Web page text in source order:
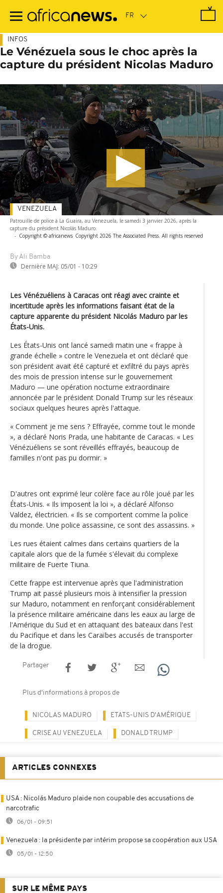
contenu
INFOS
Le Vénézuela sous le choc après la
capture du président Nicolas Maduro
Patrouille de police à La Guaira, au Venezuela, le samedi 3 janvier 2026, après la
capture du président Nicolás Maduro.
- Copyright © africanews Copyright 2026 The Associated Press. All rights reserved
By Ali Bamba
Dernière MAJ: 05/01 - 10:29
VENEZUELA
Les Vénézuéliens à Caracas ont réagi avec crainte et
incertitude après les informations faisant état de la
capture apparente du président Nicolás Maduro par les
États-Unis.
Les États-Unis ont lancé samedi matin une « frappe à
grande échelle » contre le Venezuela et ont déclaré que
son président avait été capturé et exfiltré du pays après
des mois de pression intense sur le gouvernement
Maduro — une opération nocturne extraordinaire
annoncée par le président Donald Trump sur les réseaux
sociaux quelques heures après l'attaque.
« Comment je me sens ? Effrayée, comme tout le monde
», a déclaré Noris Prada, une habitante de Caracas. « Les
Vénézuéliens se sont réveillés effrayés, beaucoup de
familles n'ont pas pu dormir. »
D'autres ont exprimé leur colère face au rôle joué par les
États-Unis. « Ils imposent la loi », a déclaré Alfonso
Valdez, électricien. « Ils se comportent comme la police
du monde. Une police assassine, ce sont des assassins. »
Les rues étaient calmes dans certains quartiers de la
capitale alors que de la fumée s'élevait du complexe
militaire de Fuerte Tiuna.
Cette frappe est intervenue après que l'administration
Trump ait passé plusieurs mois à intensifier la pression
sur Maduro, notamment en renforçant considérablement
la présence militaire américaine dans les eaux au large de
l'Amérique du Sud et en attaquant des bateaux dans l'est
du Pacifique et dans les Caraïbes accusés de transporter
de la drogue.
Partager
Plus d'informations à propos de
NICOLAS MADURO ETATS-UNIS D'AMÉRIQUE
CRISE AU VENEZUELA DONALD TRUMP
ARTICLES CONNEXES
USA : Nicolás Maduro plaide non coupable des accusations de
narcotrafic
06/01 - 09:51
Venezuela : la présidente par intérim propose sa coopération aux USA
05/01 - 12:50
SUR LE MÊME PAYS